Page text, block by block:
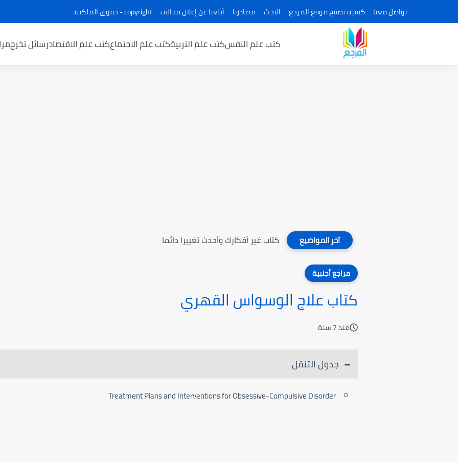
تواصل معنا كيفية تصفح موقع المرجع البحث مصادرنا أبلغنا عن إعلان مخالف copyright - حقوق الملكية
كتب علم النفسكتب علم التربيةكتب علم الاجتماعكتب علم الاقتصادرسائل تخرج
آخر المواضيع كتاب غير أفكارك وأحدث تغييرا دائما
مراجع أجنبية
كتاب علاج الوسواس القهري
منذ 7 سنة
جدول التنقل
Treatment Plans and Interventions for Obsessive-Compulsive Disorder